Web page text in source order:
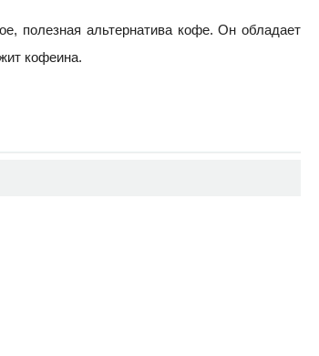
полезная альтернатива кофе. Он обладает
кофеина.